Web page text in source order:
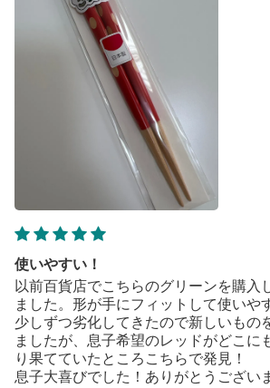
使いやすい！
以前百貨店でこちらのグリーンを購入
ました。形が手にフィットして使いや
少しずつ劣化してきたので新しいもの
ましたが、息子希望のレッドがどこに
り果てていたところこちらで発見！
息子大喜びでした！ありがとうござい